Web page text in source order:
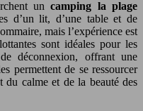
uncamping la plage
d’un lit, d’une table et de
mais l’expérience est
sont idéales pour les
déconnexion, offrant une
permettent de se ressourcer
du calme et de la beauté des